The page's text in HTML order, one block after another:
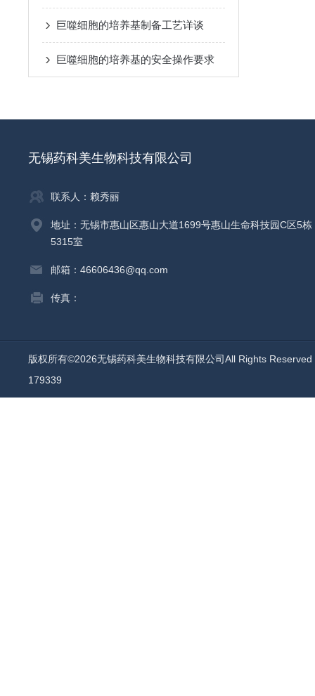
巨噬细胞的培养基制备工艺详谈
巨噬细胞的培养基的安全操作要求
无锡药科美生物科技有限公司
联系人：赖秀丽
地址：无锡市惠山区惠山大道1699号惠山生命科技园C区5栋
5315室
邮箱：46606436@qq.com
传真：
版权所有©2026无锡药科美生物科技有限公司All Rights
179339